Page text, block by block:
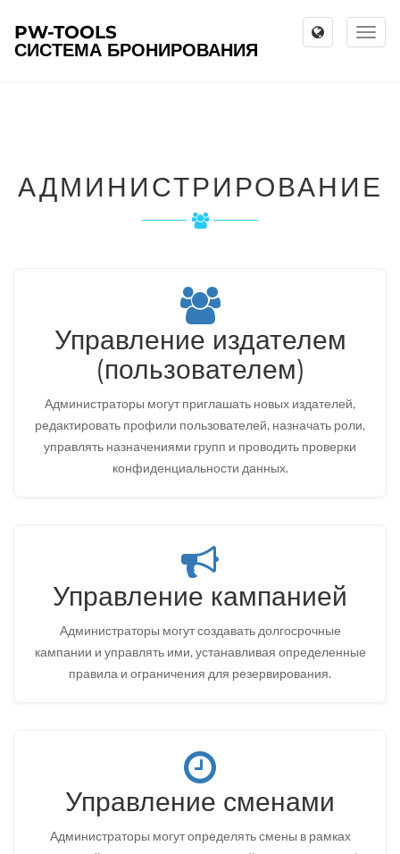
Toggle
PW-TOOLS
СИСТЕМА БРОНИРОВАНИЯ
АДМИНИСТРИРОВАНИЕ
Управление издателем
(пользователем)
Администраторы могут приглашать новых издателей,
редактировать профили пользователей, назначать роли,
управлять назначениями групп и проводить проверки
конфиденциальности данных.
Управление кампанией
Администраторы могут создавать долгосрочные
кампании и управлять ими, устанавливая определенные
правила и ограничения для резервирования.
Управление сменами
Администраторы могут определять смены в рамках